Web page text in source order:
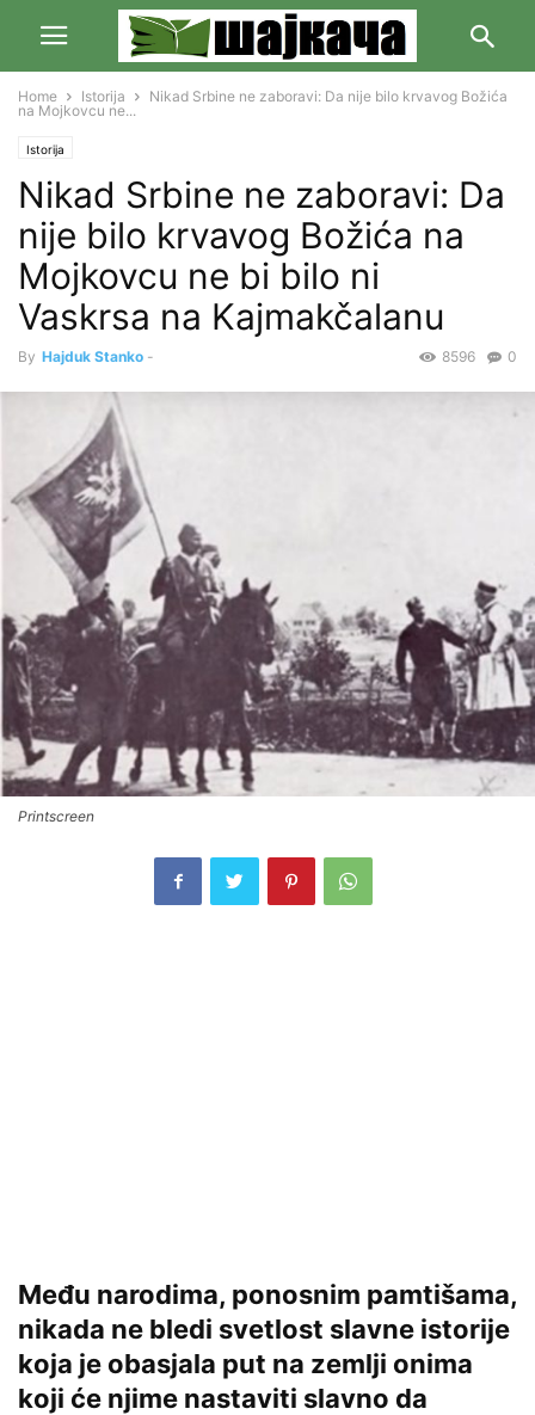
Home Istorija
Nikad Srbine ne zaboravi: Da nije bilo krvavog Božića
na Mojkovcu ne...
Istorija
Nikad Srbine ne zaboravi: Da
nije bilo krvavog Božića na
Mojkovcu ne bi bilo ni
Vaskrsa na Kajmakčalanu
By Hajduk Stanko - 0
8596
Printscreen
Među narodima, ponosnim pamtišama,
nikada ne bledi svetlost slavne istorije
koja je obasjala put na zemlji onima
koji će njime nastaviti slavno da